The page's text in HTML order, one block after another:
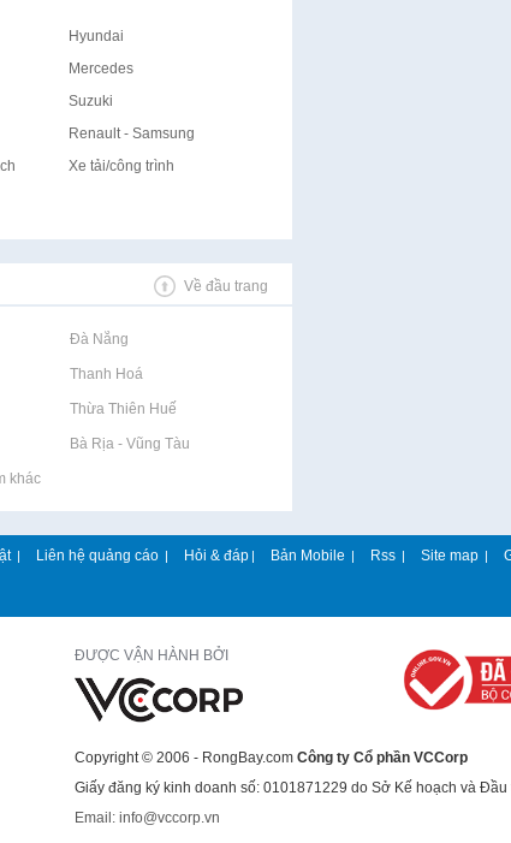
Hyundai
Mercedes
Suzuki
Renault - Samsung
Xe tải/công trình
Về đầu trang
Rao vặt tại Đà Nẵng
Rao vặt tại Thanh Hoá
Rao vặt tại Thừa Thiên Huế
Rao vặt tại Bà Rịa - Vũng Tàu
khác
| Liên hệ quảng cáo | Hỏi & đáp | Bản Mobile | Rss | Site map |
ĐƯỢC VẬN HÀNH BỞI
Copyright © 2006 - RongBay.com Công ty Cổ phần VCCorp
Giấy đăng ký kinh doanh số: 0101871229 do Sở Kế hoạch và
Email: info@vccorp.vn